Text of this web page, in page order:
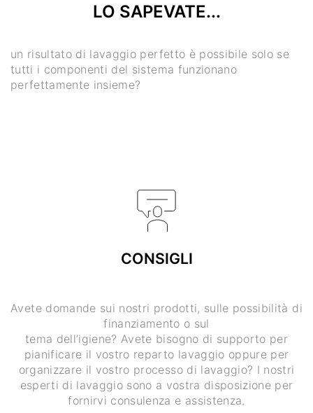
LO SAPEVATE...
un risultato di lavaggio perfetto è possibile solo se
tutti i componenti del sistema funzionano
perfettamente insieme?
CONSIGLI
Avete domande sui nostri prodotti, sulle possibilità di
finanziamento o sul
tema dell’igiene? Avete bisogno di supporto per
pianificare il vostro reparto lavaggio oppure per
organizzare il vostro processo di lavaggio? I nostri
esperti di lavaggio sono a vostra disposizione per
fornirvi consulenza e assistenza.